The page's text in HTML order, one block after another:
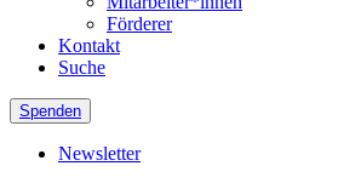
Förderer
Kontakt
Suche
Spenden
Newsletter